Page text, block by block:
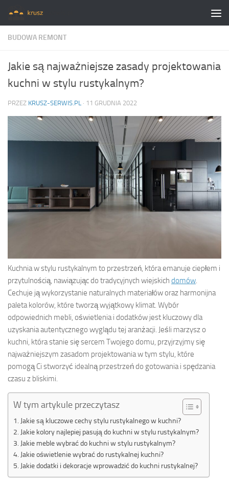
Skip to content
BUDOWA REMONT
Jakie są najważniejsze zasady projektowania
kuchni w stylu rustykalnym?
PRZEZ KRUSZ-SERWIS.PL · 11 GRUDNIA 2022
Kuchnia w stylu rustykalnym to przestrzeń, która emanuje ciepłem i
przytulnością, nawiązując do tradycyjnych wiejskich domów.
Cechuje ją wykorzystanie naturalnych materiałów oraz harmonijna
paleta kolorów, które tworzą wyjątkowy klimat. Wybór
odpowiednich mebli, oświetlenia i dodatków jest kluczowy dla
uzyskania autentycznego wyglądu tej aranżacji. Jeśli marzysz o
kuchni, która stanie się sercem Twojego domu, przyjrzyjmy się
najważniejszym zasadom projektowania w tym stylu, które
pomogą Ci stworzyć idealną przestrzeń do gotowania i spędzania
czasu z bliskimi.
W tym artykule przeczytasz
Jakie są kluczowe cechy stylu rustykalnego w kuchni?
Jakie kolory najlepiej pasują do kuchni w stylu rustykalnym?
Jakie meble wybrać do kuchni w stylu rustykalnym?
Jakie oświetlenie wybrać do rustykalnej kuchni?
Jakie dodatki i dekoracje wprowadzić do kuchni rustykalnej?